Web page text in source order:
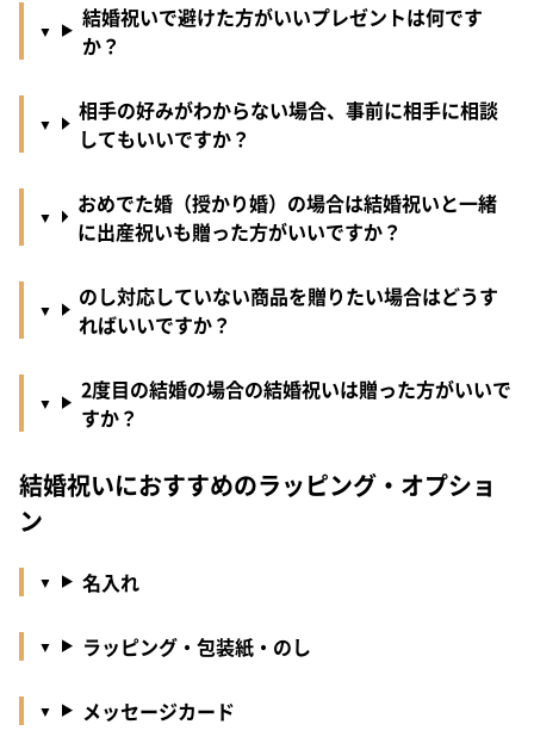
結婚祝いで避けた方がいいプレゼントは何です
か？
相手の好みがわからない場合、事前に相手に相談
してもいいですか？
おめでた婚（授かり婚）の場合は結婚祝いと一緒
に出産祝いも贈った方がいいですか？
のし対応していない商品を贈りたい場合はどうす
ればいいですか？
2度目の結婚の場合の結婚祝いは贈った方がいいで
すか？
結婚祝いにおすすめのラッピング・オプショ
ン
名入れ
ラッピング・包装紙・のし
メッセージカード